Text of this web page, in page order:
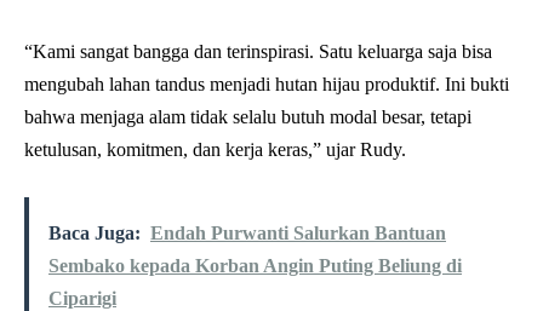
“Kami sangat bangga dan terinspirasi. Satu keluarga saja bisa
mengubah lahan tandus menjadi hutan hijau produktif. Ini bukti
bahwa menjaga alam tidak selalu butuh modal besar, tetapi
ketulusan, komitmen, dan kerja keras,” ujar Rudy.
Baca Juga: Endah Purwanti Salurkan Bantuan
Sembako kepada Korban Angin Puting Beliung di
Ciparigi